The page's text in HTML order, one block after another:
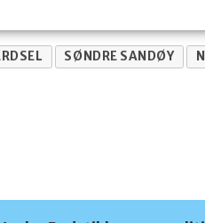
SØNDRE SANDØY